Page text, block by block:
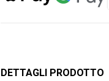
DETTAGLI PRODOTTO